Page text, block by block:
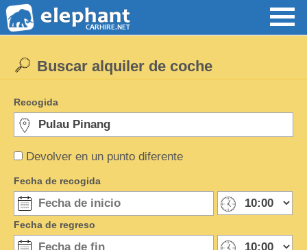
Devolver en un punto diferente
Buscar alquiler de coche
Recogida
Fecha de recogida
Fecha de regreso